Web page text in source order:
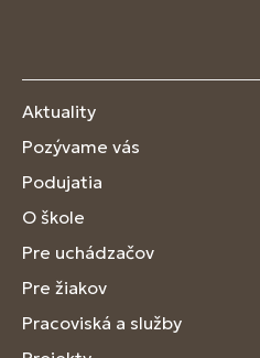
Aktuality
Pozývame vás
Podujatia
O škole
Pre uchádzačov
Pre žiakov
Pracoviská a služby